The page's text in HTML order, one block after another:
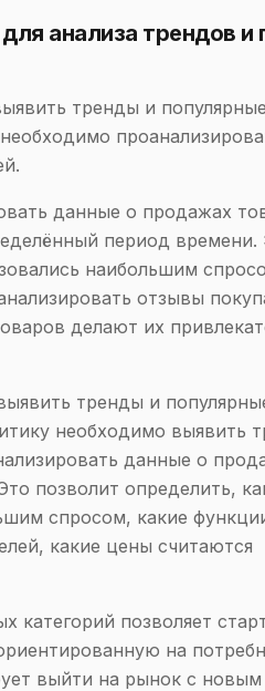
анализа трендов и
тренды и
данные о продажах
период времени.
наибольшим
отзывы
делают их
тренды и
необходимо выявить
данные о
позволит определить,
спросом, какие
какие цены считаются
категорий позволяет
на
выйти на рынок с